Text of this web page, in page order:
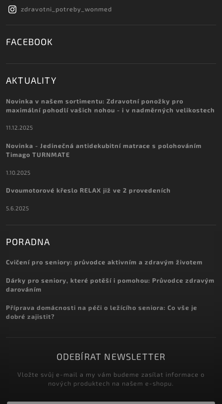
zdravotni_potreby_wonmed
FACEBOOK
AKTUALITY
Novinka v našem sortimentu: Zdravotní ponožky pro
maximální pohodlí vašich nohou - i v nadměrných velikostech
11.12.2025
Novinka - Jedinečná antidekubitní matrace s polohováním
Timago TURNMATE
1.10.2025
Dvoumotorové křeslo RELAX již ve 2 provedeních
5.6.2025
PORADNA
Cvičení pro seniory: průvodce aktivním a zdravým životem
Dárky pro seniory, které potěší i pomohou: Průvodce zdravým
darováním
Příprava domácnosti na péči o ležícího seniora: Co vše je
dobré zajistit?
ODEBÍRAT NEWSLETTER
Vložte svůj e-mail a my vám budeme zasílat informace o
nových produktech na našem e-shopu.